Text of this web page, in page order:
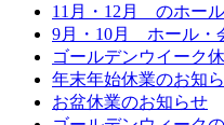
11月・12月 のホー
9月・10月 ホール・
ゴールデンウイーク
年末年始休業のお知
お盆休業のお知らせ